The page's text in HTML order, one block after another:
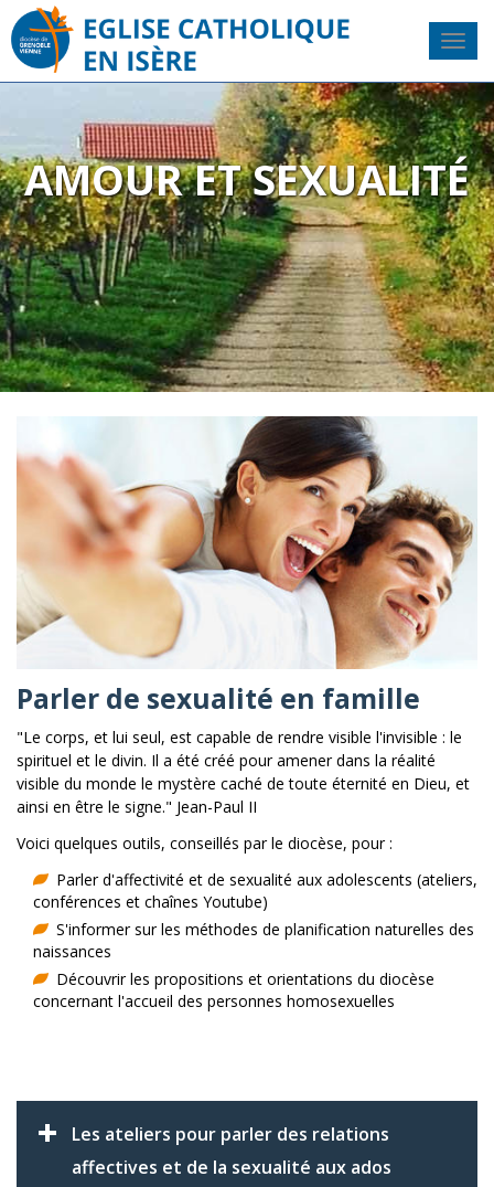
AMOUR ET SEXUALITÉ
Parler de sexualité en famille
"Le corps, et lui seul, est capable de rendre visible l'invisible : le
spirituel et le divin. Il a été créé pour amener dans la réalité
visible du monde le mystère caché de toute éternité en Dieu, et
ainsi en être le signe." Jean-Paul II
Voici quelques outils, conseillés par le diocèse, pour :
Parler d'affectivité et de sexualité aux adolescents (ateliers,
conférences et chaînes Youtube)
S'informer sur les méthodes de planification naturelles des
naissances
Découvrir les propositions et orientations du diocèse
concernant l'accueil des personnes homosexuelles
Les ateliers pour parler des relations
affectives et de la sexualité aux ados